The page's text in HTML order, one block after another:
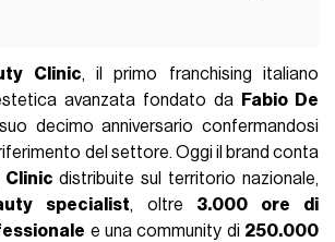
Clinic, il primo franchising italiano
avanzata fondato da
Fabio De
decimo anniversario confermandosi
del settore. Oggi il brand conta
distribuite sul territorio nazionale,
specialist, oltre 3.000 ore di
e una community di 250.000